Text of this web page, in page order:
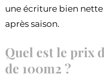
une écriture bien
après saison.
Quel est le prix
de 100m2 ?